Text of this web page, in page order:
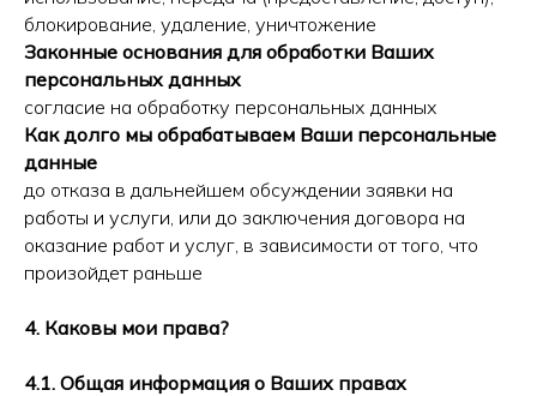
блокирование, удаление, уничтожение
Законные основания для обработки Ваших
персональных данных
согласие на обработку персональных данных
Как долго мы обрабатываем Ваши персональные
данные
до отказа в дальнейшем обсуждении заявки на
работы и услуги, или до заключения договора на
оказание работ и услуг, в зависимости от того, что
произойдет раньше
4. Каковы мои права?
4.1. Общая информация о Ваших правах